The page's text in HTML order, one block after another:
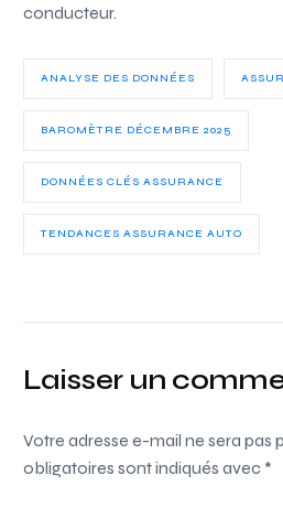
conducteur.
ANALYSE DES DONNÉES
BAROMÈTRE DÉCEMBRE 2025
DONNÉES CLÉS ASSURANCE
TENDANCES ASSURANCE AUTO
Laisser un
Votre adresse e-mail ne sera pas
obligatoires sont indiqués avec *